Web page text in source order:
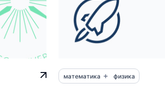
математика + физика